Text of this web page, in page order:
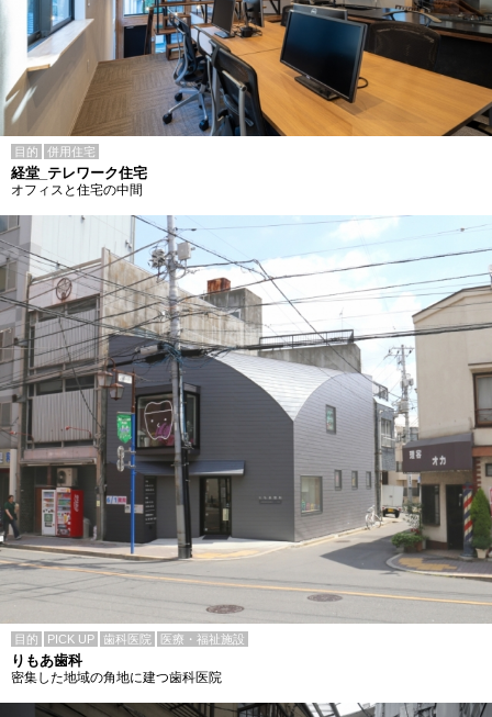
目的 併用住宅
経堂_テレワーク住宅
オフィスと住宅の中間
目的 PICK UP 歯科医院 医療・福祉施設
りもあ歯科
密集した地域の角地に建つ歯科医院